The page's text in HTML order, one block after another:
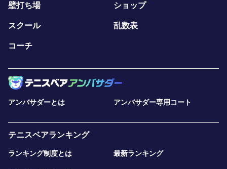
壁打ち場 ショップ
スクール 乱数表
コーチ
アンバサダーとは アンバサダー専用コート
テニスベアランキング
ランキング制度とは 最新ランキング